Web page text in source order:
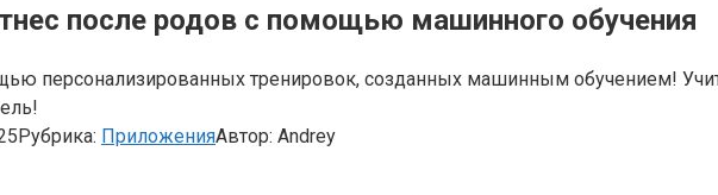
после родов с помощью машинного обучения
персонализированных тренировок, созданных машинным обучением!
Рубрика: ПриложенияАвтор: Andrey